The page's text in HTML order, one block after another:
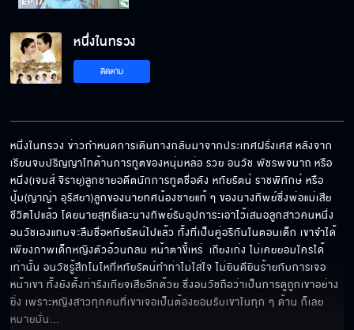
หนึ่งในทรวง
ติดตาม
หนึ่งในทรวง ข่าวกำหนดการเดินทางกลับมาจากประเทศฝรั่งเศส หลังจาก
เรียนจบปริญญาโทด้านการทูตของหนุ่มหล่อ รวย อนวัช พัชรพจนาถ หรือ
หนึ่ง(เจมส์ จิรายุ)ลูกชายอดีตนักการทูตชื่อดัง หทัยรัตน์ ราชพิทักษ์ หรือ
ปุ้ม(ญาญ่า อุรัสยา)ลูกของนายทศน้องชายแท้ ๆ ของนางทิพย์ซึ่งพ่อแม่เสีย
ชีวิตไปแล้ว โดยนายสุทธิ์และนางทิพย์รับอุปการะเอาไว้เสมอลูกสาวคนหนึ่ง
อนวัชเองแทบจะลืมชื่อหทัยรัตน์ไปแล้ว ทั้งที่เป็นคู่อริกันในตอนเด็ก เขาจำได้
เพียงภาพเด็กหญิงตัวอ้วนกลม หน้าตาขี้เหร่  เถียงเก่ง ไม่เคยยอมใครได้
เท่านั้น อนวัชรู้สึกโมโหที่หทัยรัตน์ทำท่าไม่ใส่ใจ ไม่ยินดียินร้ายกับการเจอ
หน้าเขา ทั้งยังตั้งท่ารังเกียจเสียอีกด้วย ซึ่งอนวัชถือว่าเป็นการดูถูกเขาอย่าง
ยิ่ง เพราะหญิงสาวทุกคนที่เขาเจอเป็นต้องยอมรับเขาในทุก ๆ ด้าน ก็เลย
หมายมั่น...